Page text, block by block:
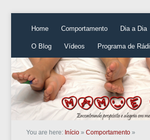
Home Comportamento Dia a Dia
O Blog Vídeos Programa de
You are here: Início »Comportamento »